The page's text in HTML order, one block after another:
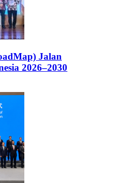
Jalan
2026–2030